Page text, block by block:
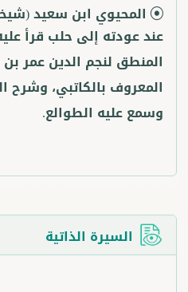
المحيوي ابن سعيد
عند عودته إلى حلب قرأ
المنطق لنجم الدين عمر
المعروف بالكاتبي، وشرح
وسمع عليه الطوالع.
السيرة الذاتية